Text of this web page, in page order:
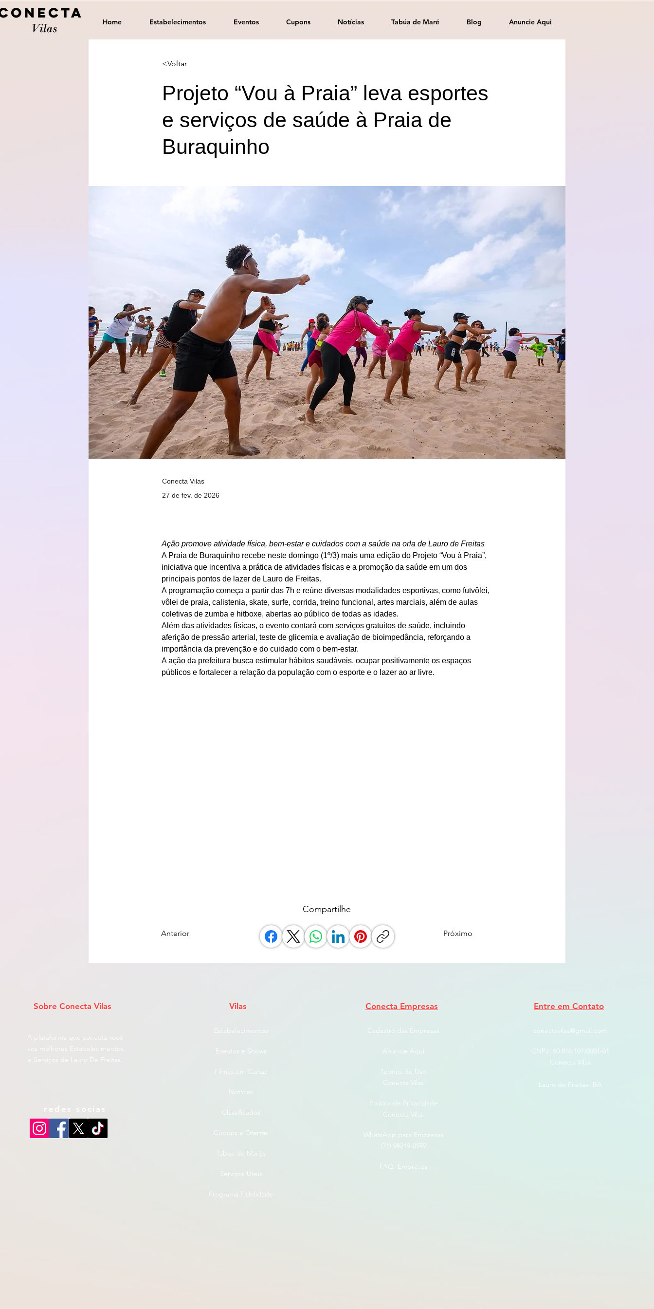
Home Estabelecimentos Eventos Cupons Notícias Tabúa de Maré Blog Anuncie Aqui
<Voltar
Projeto “Vou à Praia” leva esportes
e serviços de saúde à Praia de
Buraquinho
Conecta Vilas
27 de fev. de 2026
Ação promove atividade física, bem-estar e cuidados com a saúde na orla de Lauro de Freitas
A Praia de Buraquinho recebe neste domingo (1º/3) mais uma edição do Projeto “Vou à Praia”,
iniciativa que incentiva a prática de atividades físicas e a promoção da saúde em um dos
principais pontos de lazer de Lauro de Freitas.
A programação começa a partir das 7h e reúne diversas modalidades esportivas, como futvôlei,
vôlei de praia, calistenia, skate, surfe, corrida, treino funcional, artes marciais, além de aulas
coletivas de zumba e hitboxe, abertas ao público de todas as idades.
Além das atividades físicas, o evento contará com serviços gratuitos de saúde, incluindo
aferição de pressão arterial, teste de glicemia e avaliação de bioimpedância, reforçando a
importância da prevenção e do cuidado com o bem-estar.
A ação da prefeitura busca estimular hábitos saudáveis, ocupar positivamente os espaços
públicos e fortalecer a relação da população com o esporte e o lazer ao ar livre.
Compartilhe
Anterior Próximo
Sobre Conecta Vilas
A plataforma que conecta você
aos melhores Estabelecimentos
redes socias
Vilas
Estabelecimentos
Eventos e Shows
Filmes em Cartaz
Notícias
Classificados
Cupons e Ofertas
Tábua de Marés
Serviços Úteis
Programa Fidelidade
Conecta Empresas
Cadastro das Empresas
Anuncie Aqui
Termos de Uso
Conecta Vilas
Politica de Privacidade
Conecta Vilas
WhatsApp para Empresas
(71) 98219-0559
FAQ Empresas
Entre em Contato
conectavilas@gmail.com
CNPJ: ​60.816.102/0001-01
Conecta Vilas
Lauro de Freitas- BA